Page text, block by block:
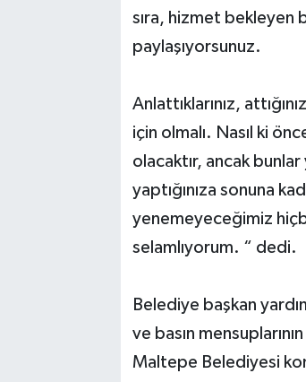
sıra, hizmet bekleyen
paylaşıyorsunuz.
Anlattıklarınız,
için olmalı. Nasıl ki
olacaktır, ancak
yaptığınıza sonuna
yenemeyeceğimiz
selamlıyorum. “ dedi.
Belediye başkan
ve basın
Maltepe Belediyesi